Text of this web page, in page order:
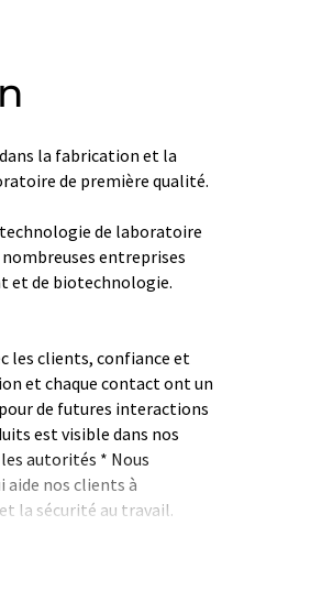
la fabrication et la
de première qualité.
de laboratoire
entreprises
et de biotechnologie.
les clients, confiance et
et chaque contact ont un
de futures interactions
est visible dans nos
autorités * Nous
aide nos clients à
la sécurité au travail.
sans intervention